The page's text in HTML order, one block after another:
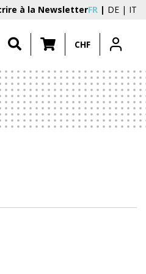
à la NewsletterFR DE IT
CHF